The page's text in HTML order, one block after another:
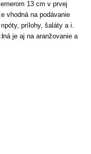
13 cm v prvej
vhodná na podávanie
prílohy, šaláty a i.
je aj na aranžovanie a